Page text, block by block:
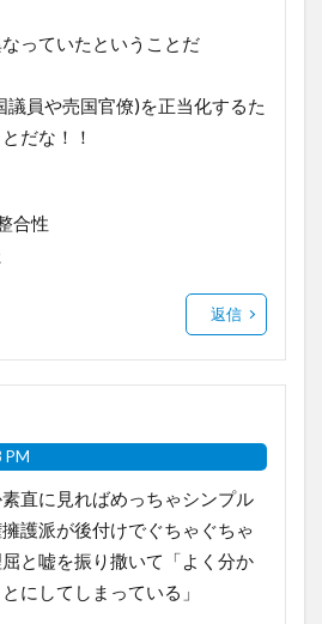
っていたということだ
議員や売国官僚)を正当化するた
だな！！
合性
返信
PM
直に見ればめっちゃシンプル
護派が後付けでぐちゃぐちゃ
と嘘を振り撒いて「よく分か
にしてしまっている」